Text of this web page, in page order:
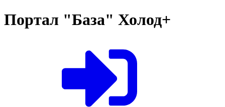
Портал "База" Холод+